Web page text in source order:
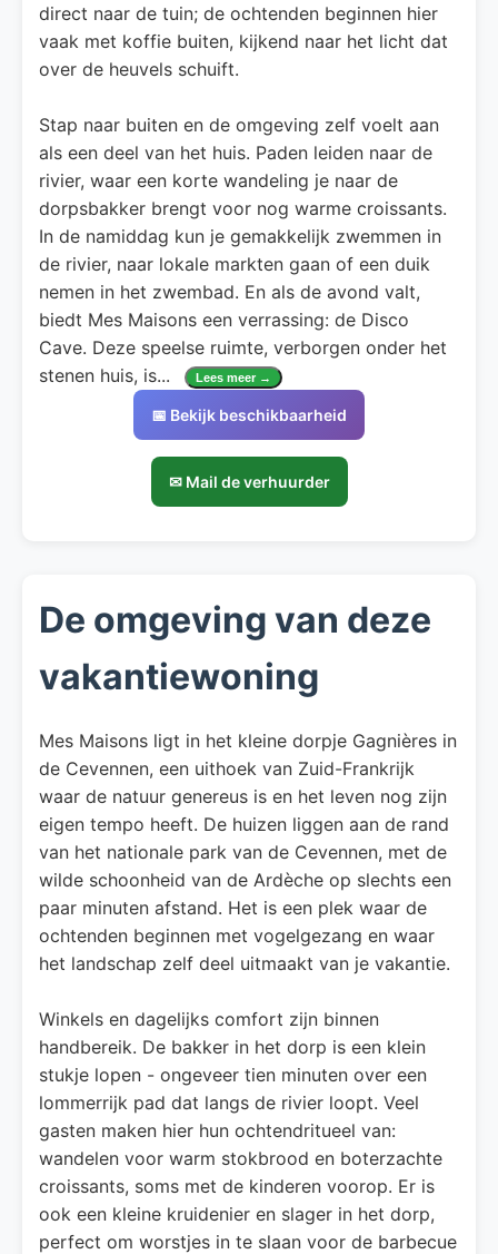
direct naar de tuin; de ochtenden beginnen hier
vaak met koffie buiten, kijkend naar het licht dat
over de heuvels schuift.
Stap naar buiten en de omgeving zelf voelt aan
als een deel van het huis. Paden leiden naar de
rivier, waar een korte wandeling je naar de
dorpsbakker brengt voor nog warme croissants.
In de namiddag kun je gemakkelijk zwemmen in
de rivier, naar lokale markten gaan of een duik
nemen in het zwembad. En als de avond valt,
biedt Mes Maisons een verrassing: de Disco
Cave. Deze speelse ruimte, verborgen onder het
stenen huis, is... Lees meer →
📅 Bekijk beschikbaarheid
✉ Mail de verhuurder
De omgeving van deze
vakantiewoning
Mes Maisons ligt in het kleine dorpje Gagnières in
de Cevennen, een uithoek van Zuid-Frankrijk
waar de natuur genereus is en het leven nog zijn
eigen tempo heeft. De huizen liggen aan de rand
van het nationale park van de Cevennen, met de
wilde schoonheid van de Ardèche op slechts een
paar minuten afstand. Het is een plek waar de
ochtenden beginnen met vogelgezang en waar
het landschap zelf deel uitmaakt van je vakantie.
Winkels en dagelijks comfort zijn binnen
handbereik. De bakker in het dorp is een klein
stukje lopen - ongeveer tien minuten over een
lommerrijk pad dat langs de rivier loopt. Veel
gasten maken hier hun ochtendritueel van:
wandelen voor warm stokbrood en boterzachte
croissants, soms met de kinderen voorop. Er is
ook een kleine kruidenier en slager in het dorp,
perfect om worstjes in te slaan voor de barbecue